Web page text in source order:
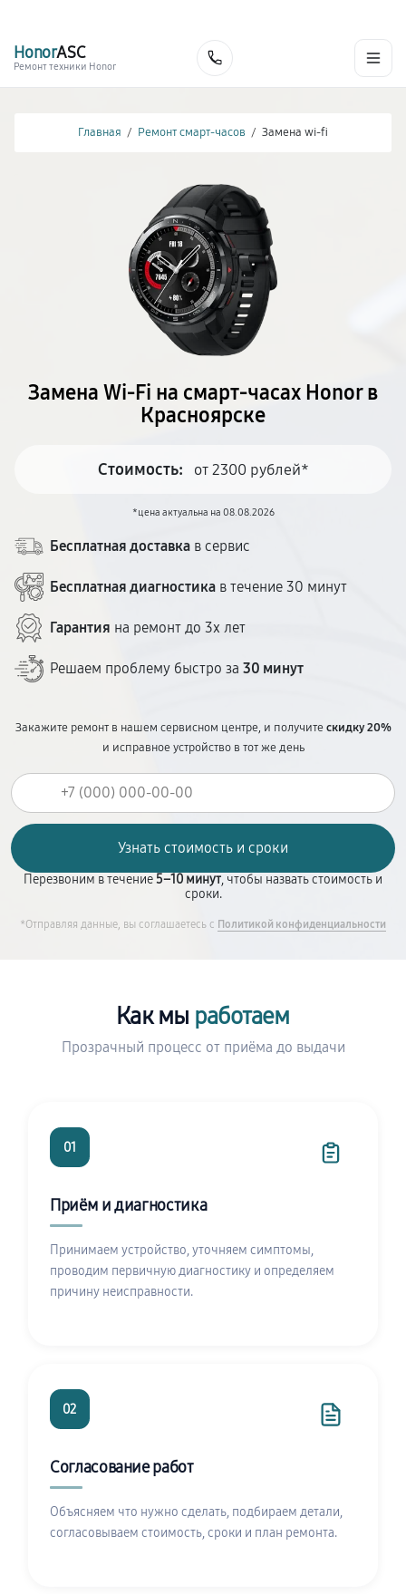
HonorASC
Ремонт техники Honor
Главная / Ремонт смарт-часов / Замена wi-fi
Замена Wi-Fi на смарт-часах Honor в
Красноярске
Стоимость: от 2300 рублей*
*цена актуальна на 08.08.2026
Бесплатная доставка в сервис
Бесплатная диагностика в течение 30 минут
Гарантия на ремонт до 3х лет
Решаем проблему быстро за 30 минут
Закажите ремонт в нашем сервисном центре, и получитескидку 20%
и исправное устройство в тот же день
Перезвоним в течение5–10 минут, чтобы назвать стоимость и
сроки.
*Отправляя данные, вы соглашаетесь с Политикой конфиденциальности
Как мы работаем
Прозрачный процесс от приёма до выдачи
01
Приём и диагностика
Принимаем устройство, уточняем симптомы,
проводим первичную диагностику и определяем
причину неисправности.
02
Согласование работ
Объясняем что нужно сделать, подбираем детали,
согласовываем стоимость, сроки и план ремонта.